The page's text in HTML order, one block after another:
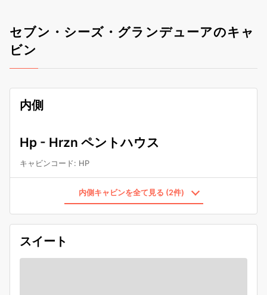
セブン・シーズ・グランデューアのキャ
ビン
内側
Hp - Hrzn ペントハウス
キャビンコード: HP
内側キャビンを全て見る (2件)
スイート